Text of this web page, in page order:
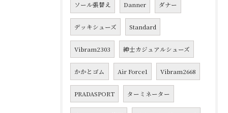
ソール張替え Danner ダナー
デッキシューズ Standard
Vibram2303 紳士カジュアルシューズ
かかとゴム Air Force1 Vibram2668
PRADASPORT ターミネーター